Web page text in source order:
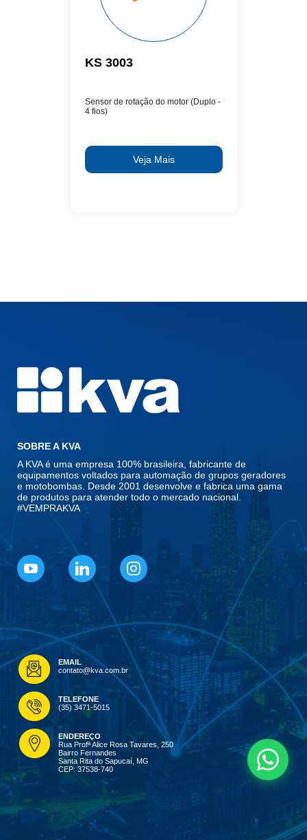
KS 3003
Sensor de rotação do motor (Duplo -
4 fios)
Veja Mais
SOBRE A KVA
A KVA é uma empresa 100% brasileira, fabricante de
equipamentos voltados para automação de grupos geradores
e motobombas. Desde 2001 desenvolve e fabrica uma gama
de produtos para atender todo o mercado nacional.
#VEMPRAKVA
EMAIL
contato@kva.com.br
TELEFONE
(35) 3471-5015
ENDEREÇO
Rua Profª Alice Rosa Tavares, 250
Bairro Fernandes
Santa Rita do Sapucaí, MG
CEP: 37538-740